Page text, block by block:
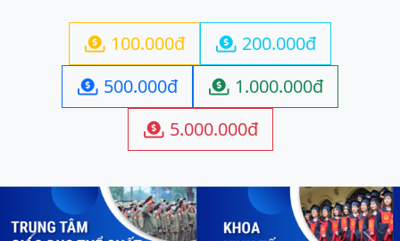
 100.000đ  200.000đ
 500.000đ  1.000.000đ
 5.000.000đ